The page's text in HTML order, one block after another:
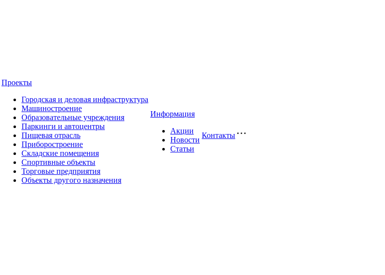
Проекты
Городская и деловая инфраструктура
Машиностроение
Образовательные учреждения
Паркинги и автоцентры
Пищевая отрасль
Приборостроение
Складские помещения
Спортивные объекты
Торговые предприятия
Объекты другого назначения
Информация
Акции
Новости
Статьи
Контакты